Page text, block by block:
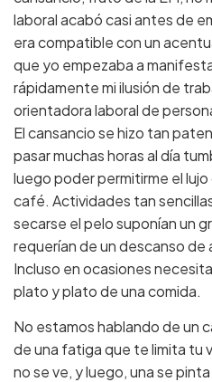
laboral acabó casi antes de
era compatible con un
que yo empezaba a
rápidamente mi ilusión de
orientadora laboral de
El cansancio se hizo tan
pasar muchas horas al día
luego poder permitirme el lujo
café. Actividades tan
secarse el pelo suponían un
requerían de un descanso de
Incluso en ocasiones
plato y plato de una comida.
No estamos hablando de un
de una fatiga que te limita tu
no se ve, y luego, una se pinta